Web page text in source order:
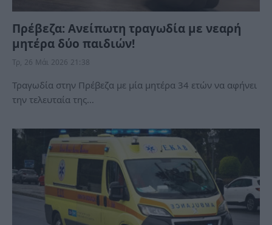
Πρέβεζα: Ανείπωτη τραγωδία με νεαρή
μητέρα δύο παιδιών!
Τρ, 26 Μάι 2026 21:38
Τραγωδία στην Πρέβεζα με μία μητέρα 34 ετών να αφήνει
την τελευταία της…